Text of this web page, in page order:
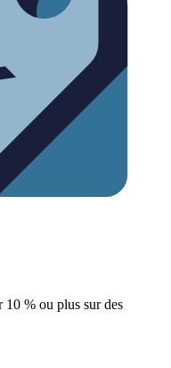
10 % ou plus sur des